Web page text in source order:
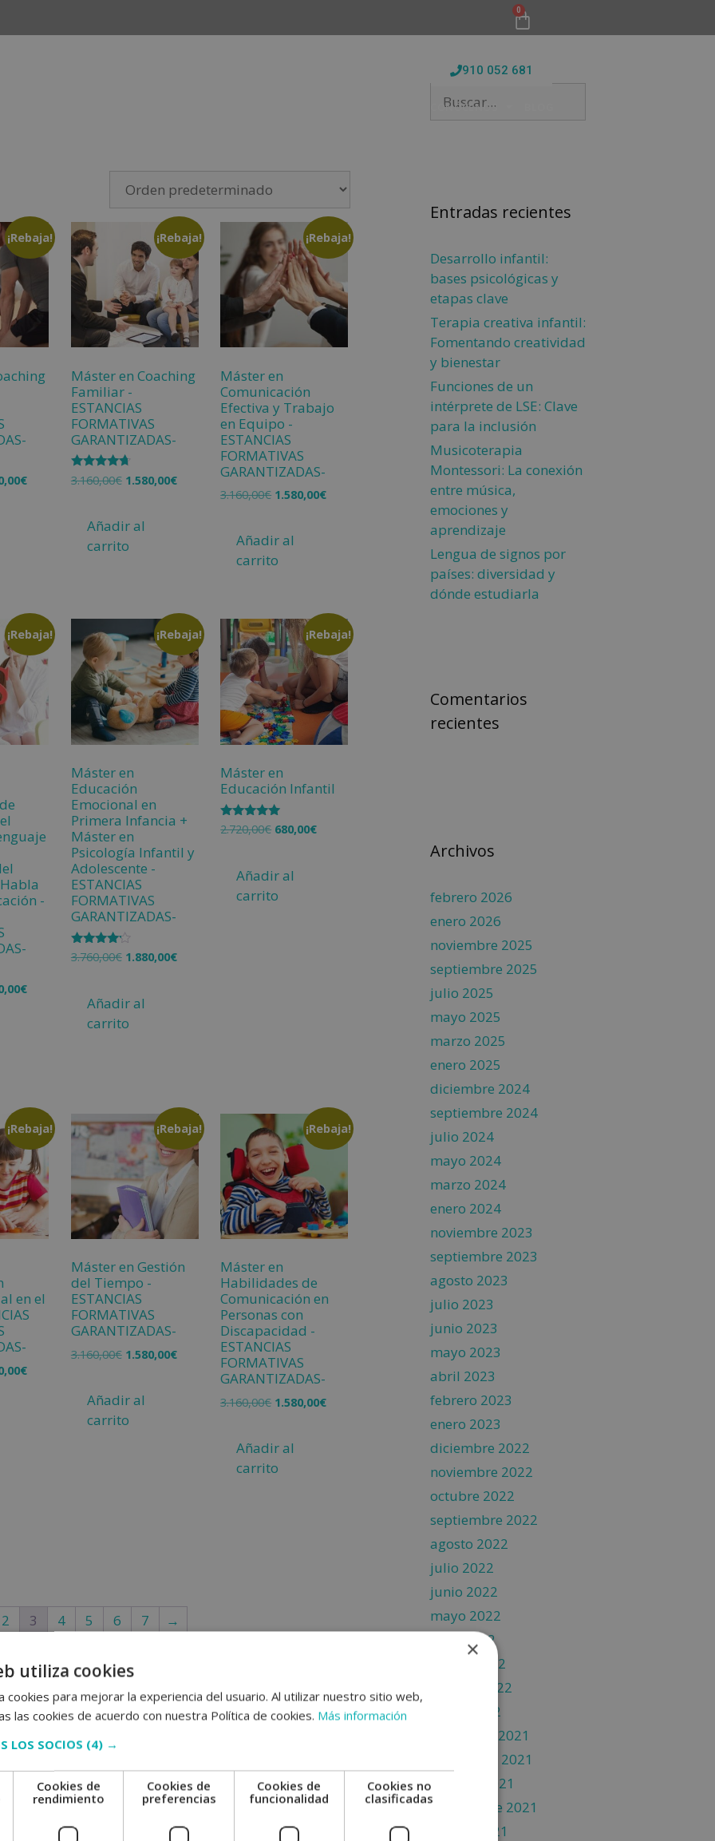
0
910 052 681
CONÓCENOS
¡Rebaja!
€
¡Rebaja!
Máster en Coaching
Familiar -
ESTANCIAS
FORMATIVAS
GARANTIZADAS-
Valorado
con
3.160,00€ 1.580,00€
Añadir al
carrito
¡Rebaja!
Máster en
Comunicación
Efectiva y Trabajo
en Equipo -
ESTANCIAS
FORMATIVAS
GARANTIZADAS-
3.160,00€ 1.580,00€
Añadir al
carrito
¡Rebaja!
-
€
¡Rebaja!
Máster en
Educación
Emocional en
Primera Infancia +
Máster en
Psicología Infantil y
Adolescente -
ESTANCIAS
FORMATIVAS
GARANTIZADAS-
Valorado
con
3.760,00€ 1.880,00€
Añadir al
carrito
¡Rebaja!
Máster en
Educación Infantil
Valorado
con
2.720,00€ 680,00€
Añadir al
carrito
¡Rebaja!
en el
€
¡Rebaja!
Máster en Gestión
del Tiempo -
ESTANCIAS
FORMATIVAS
GARANTIZADAS-
3.160,00€ 1.580,00€
Añadir al
carrito
¡Rebaja!
Máster en
Habilidades de
Comunicación en
Personas con
Discapacidad -
ESTANCIAS
FORMATIVAS
GARANTIZADAS-
3.160,00€ 1.580,00€
Añadir al
carrito
2 3 4 5 6 7 →
Entradas recientes
Desarrollo infantil:
bases psicológicas y
etapas clave
Terapia creativa infantil:
Fomentando creatividad
y bienestar
Funciones de un
intérprete de LSE: Clave
para la inclusión
Musicoterapia
Montessori: La conexión
entre música,
emociones y
aprendizaje
Lengua de signos por
países: diversidad y
dónde estudiarla
Comentarios
recientes
Archivos
febrero 2026
enero 2026
noviembre 2025
septiembre 2025
julio 2025
mayo 2025
marzo 2025
enero 2025
diciembre 2024
septiembre 2024
julio 2024
mayo 2024
marzo 2024
enero 2024
noviembre 2023
septiembre 2023
agosto 2023
julio 2023
junio 2023
mayo 2023
abril 2023
febrero 2023
enero 2023
diciembre 2022
noviembre 2022
octubre 2022
septiembre 2022
agosto 2022
julio 2022
junio 2022
mayo 2022
abril 2022
marzo 2022
febrero 2022
enero 2022
diciembre 2021
noviembre 2021
octubre 2021
septiembre 2021
agosto 2021
×
utiliza cookies
cookies para mejorar la experiencia del usuario. Al utilizar nuestro sitio web,
las cookies de acuerdo con nuestra Política de cookies. Más información
LOS SOCIOS (4) →
Cookies de
rendimiento
Cookies de
preferencias
Cookies de
funcionalidad
Cookies no
clasificadas